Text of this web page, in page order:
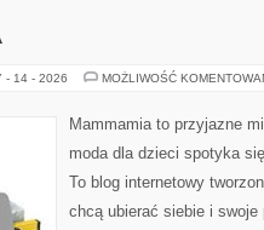
- 14 - 2026 MOŻLIWOŚĆ
Mammamia to przyjazne
moda dla dzieci spotyka
To blog internetowy
chcą ubierać siebie i